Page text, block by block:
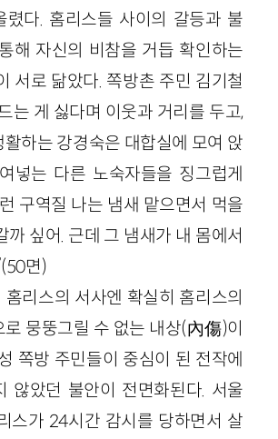
렸다. 홈리스들 사이의 갈등과 불
해 자신의 비참을 거듭 확인하는
서로 닮았다. 쪽방촌 주민 김기철
는 게 싫다며 이웃과 거리를 두고,
하는 강경숙은 대합실에 모여 앉
넣는 다른 노숙자들을 징그럽게
구역질 나는 냄새 맡으면서 먹을
까 싶어. 근데 그 냄새가 내 몸에서
면)
홈리스의 서사엔 확실히 홈리스의
로 뭉뚱그릴 수 없는 내상(內傷)이
쪽방 주민들이 중심이 된 전작에
않았던 불안이 전면화된다. 서울
스가 24시간 감시를 당하면서 살